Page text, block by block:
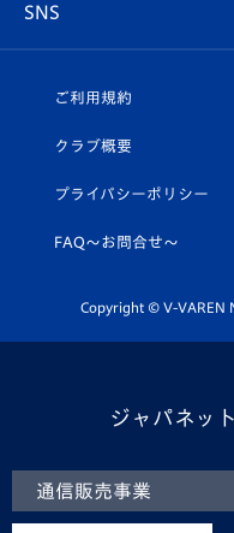
ホームタウン
平和祈念活動
ホームタウン活動
U-18
スクール
SNS
ヴィヴィくんインスタ
公式LINE＠
ご利用規約
クラブ概要
プライバシーポリシー
FAQ〜お問合せ〜
Copyright © V-VAREN
ジャパネッ
通信販売事業